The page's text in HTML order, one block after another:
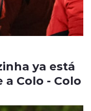
ya está
Colo - Colo